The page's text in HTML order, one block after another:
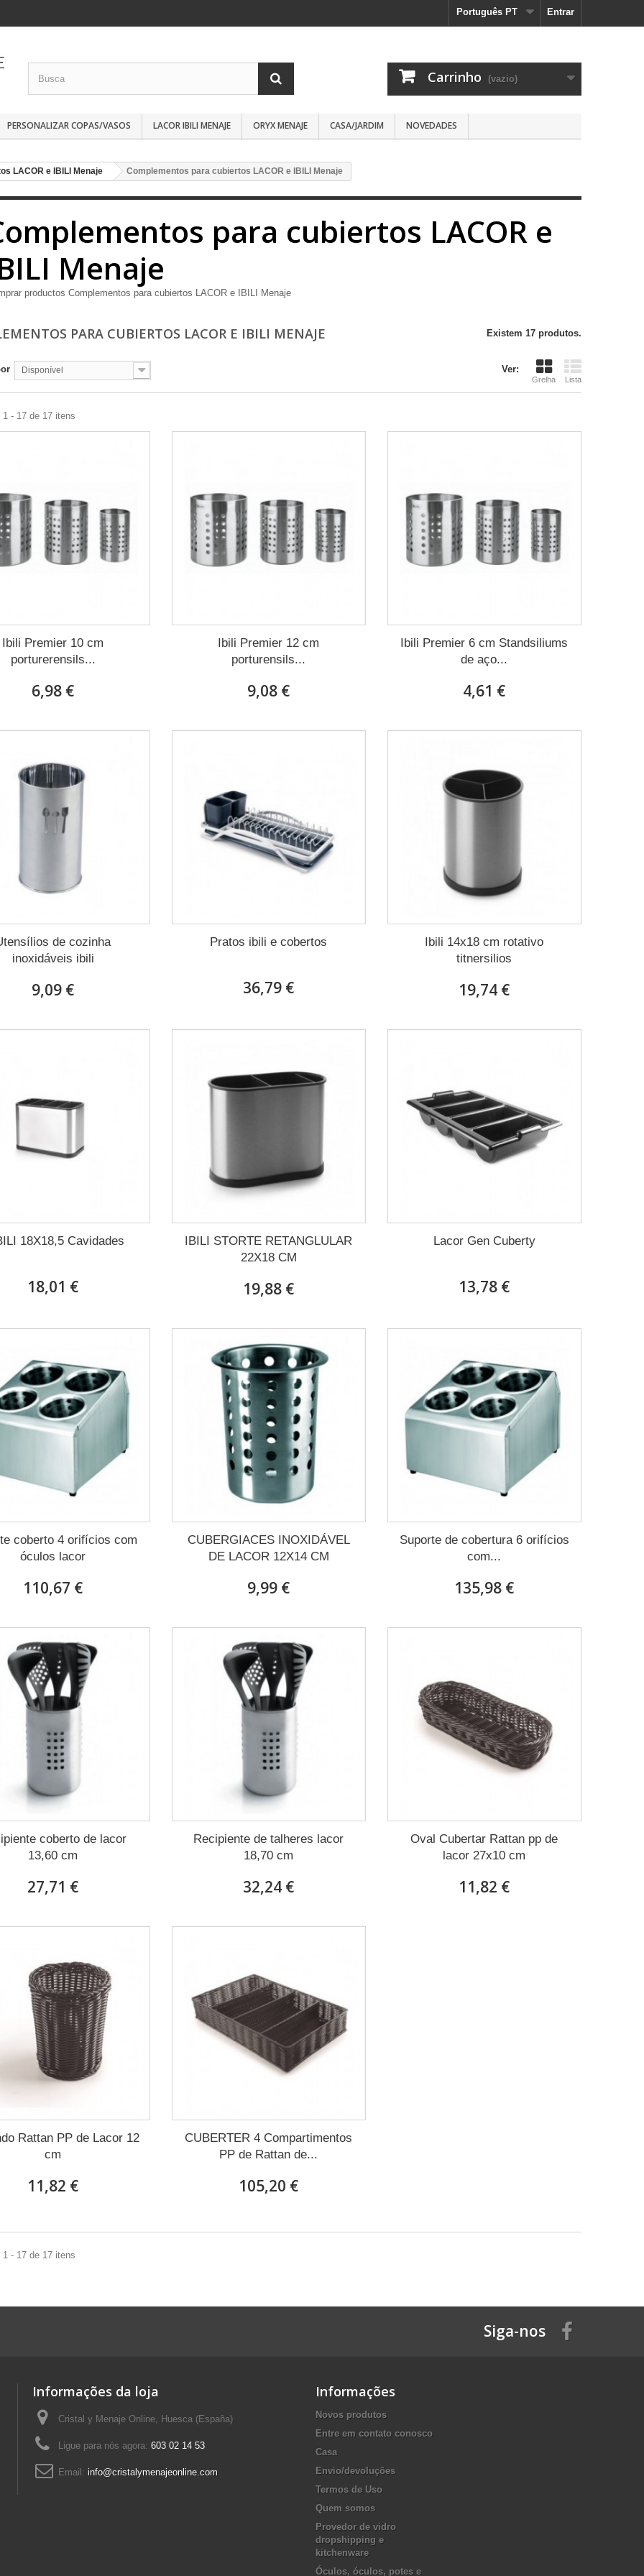
Entrar
Português PT
Carrinho (vazio)
PERSONALIZAR COPAS/VASOS LACOR IBILI MENAJE ORYX MENAJE CASA/JARDIM NOVEDADES
LACOR e IBILI Menaje Complementos para cubiertos LACOR e IBILI Menaje
para cubiertos LACOR e
Menaje
productos Complementos para cubiertos LACOR e IBILI Menaje
PARA CUBIERTOS LACOR E IBILI MENAJE Existem 17 produtos.
Ver:
Grelha Lista
Disponível
1 - 17 de 17 itens
Ibili Premier 10 cm
porturerensils...
6,98 €
Ibili Premier 12 cm
porturensils...
9,08 €
Ibili Premier 6 cm Standsiliums
de aço...
4,61 €
de cozinha
inoxidáveis ​​ibili
9,09 €
Pratos ibili e cobertos
36,79 €
Ibili 14x18 cm rotativo
titnersilios
19,74 €
18X18,5 Cavidades
18,01 €
IBILI STORTE RETANGLULAR
22X18 CM
19,88 €
Lacor Gen Cuberty
13,78 €
coberto 4 orifícios com
óculos lacor
110,67 €
CUBERGIACES INOXIDÁVEL
DE LACOR 12X14 CM
9,99 €
Suporte de cobertura 6 orifícios
com...
135,98 €
coberto de lacor
13,60 cm
27,71 €
Recipiente de talheres lacor
18,70 cm
32,24 €
Oval Cubertar Rattan pp de
lacor 27x10 cm
11,82 €
Rattan PP de Lacor 12
cm
11,82 €
CUBERTER 4 Compartimentos
PP de Rattan de...
105,20 €
1 - 17 de 17 itens
Siga-nos
Informações da loja
Cristal y Menaje Online, Huesca (España)
Ligue para nós agora: 603 02 14 53
Email: info@cristalymenajeonline.com
Informações
Novos produtos
Entre em contato conosco
Casa
Envio/devoluções
Termos de Uso
Quem somos
Provedor de vidro
dropshipping e
kitchenware
Óculos, óculos, potes e